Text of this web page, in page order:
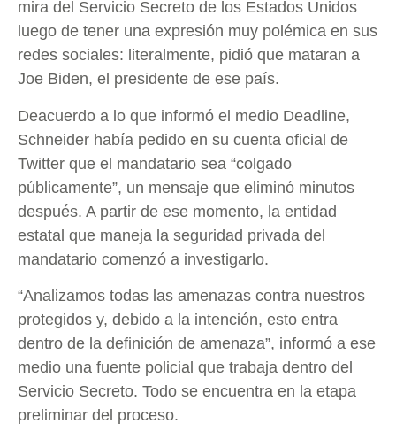
mira del Servicio Secreto de los Estados Unidos
luego de tener una expresión muy polémica en sus
redes sociales: literalmente, pidió que mataran a
Joe Biden, el presidente de ese país.
Deacuerdo a lo que informó el medio Deadline,
Schneider había pedido en su cuenta oficial de
Twitter que el mandatario sea “colgado
públicamente”, un mensaje que eliminó minutos
después. A partir de ese momento, la entidad
estatal que maneja la seguridad privada del
mandatario comenzó a investigarlo.
“Analizamos todas las amenazas contra nuestros
protegidos y, debido a la intención, esto entra
dentro de la definición de amenaza”, informó a ese
medio una fuente policial que trabaja dentro del
Servicio Secreto. Todo se encuentra en la etapa
preliminar del proceso.